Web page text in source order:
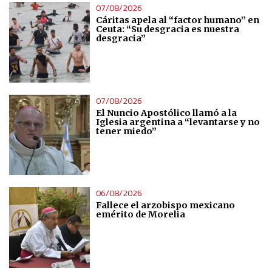
07/08/2026
Cáritas apela al “factor humano” en
Ceuta: “Su desgracia es nuestra
desgracia”
07/08/2026
El Nuncio Apostólico llamó a la
Iglesia argentina a “levantarse y no
tener miedo”
06/08/2026
Fallece el arzobispo mexicano
emérito de Morelia